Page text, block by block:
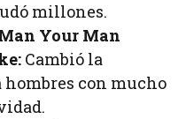
millones.
Your Man
Cambió la
con mucho